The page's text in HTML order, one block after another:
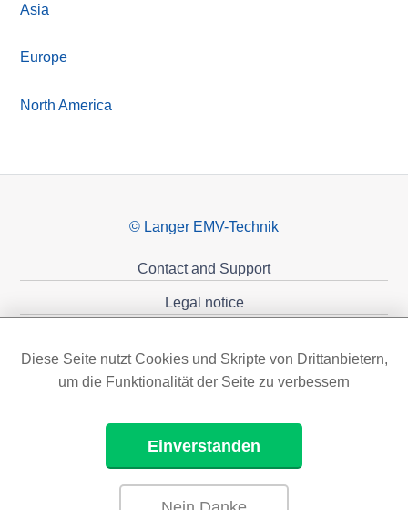
Asia
Europe
North America
© Langer EMV-Technik
Contact and Support
Legal notice
Diese Seite nutzt Cookies und Skripte von Drittanbietern,
um die Funktionalität der Seite zu verbessern
Einverstanden